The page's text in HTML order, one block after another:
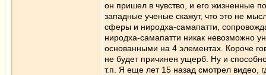
он пришел в чувство, и его жизненные
западные ученые скажут, что это не
сферы и ниродха-самапатти,
ниродха-самапатти никак невозможно
основанными на 4 элементах. Короче
не будет причинен ущерб. Ну и
т.п. Я еще лет 15 назад смотрел видео,